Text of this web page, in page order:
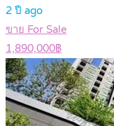
2 ปี ago
ขาย For Sale
1,890,000฿